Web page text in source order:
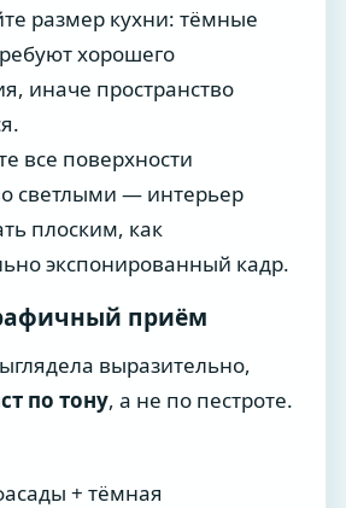
размер кухни: тёмные
хорошего
иначе пространство
все поверхности
светлыми — интерьер
плоским, как
экспонированный кадр.
приём
выразительно,
по тону, а не по пестроте.
+ тёмная